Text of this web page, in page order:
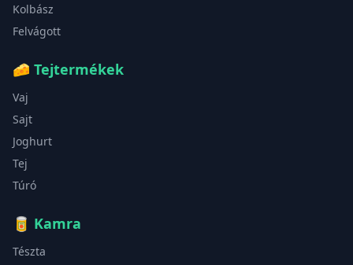
Kolbász
Felvágott
🧀 Tejtermékek
Vaj
Sajt
Joghurt
Tej
Túró
🥫 Kamra
Tészta